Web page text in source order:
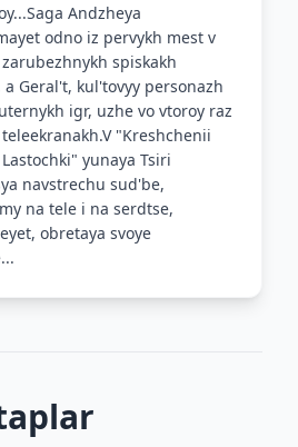
Andzheya
odno iz pervykh mest v
spiskakh
Geral't, kul'tovyy personazh
igr, uzhe vo vtoroy raz
"Kreshchenii
yunaya Tsiri
navstrechu sud'be,
na tele i na serdtse,
obretaya svoye